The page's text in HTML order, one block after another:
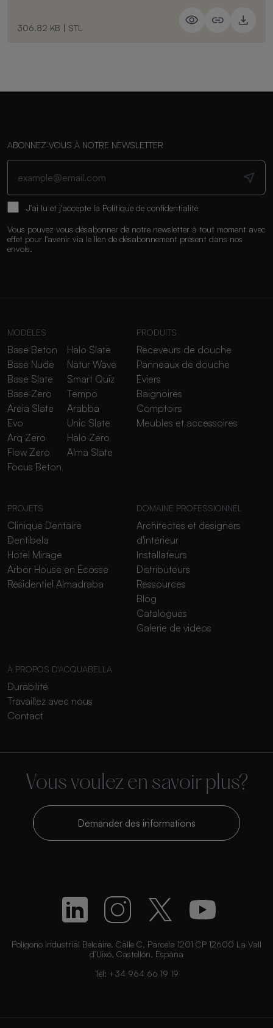
306.82 KB | STL
ABONNEZ-VOUS À NOTRE NEWSLETTER
J'ai lu et j'accepte la Politique de confidentialité
Vous pouvez vous désabonner de notre newsletter à tout moment avec
effet pour l'avenir via le lien de désabonnement présent dans nos
envois.
MODÈLES
Base Beton
Base Nude
Base Slate
Base Zero
Areia Slate
Evo
Arq Zero
Flow Zero
Focus Beton
Halo Slate
Natur Wave
Smart Quiz
Tempo
Arabba
Unic Slate
Halo Zero
Alma Slate
PRODUITS
Receveurs de douche
Panneaux de douche
Éviers
Baignoires
Comptoirs
Meubles et accessoires
PROJETS
Clinique Dentaire
Dentibela
Hotel Mirage
Arbor House en Écosse
Résidentiel Almadraba
DOMAINE PROFESSIONNEL
Architectes et designers
d'intérieur
Installateurs
Distributeurs
Ressources
Blog
Catalogues
Galerie de vidéos
À PROPOS D'ACQUABELLA
Durabilité
Travaillez avec nous
Contact
Vous voulez en savoir plus?
Demander des informations
Polígono Industrial Belcaire. Calle C, Parcela 1201 CP 12600 La Vall
d’Uixó, Castellón, España
Tél: +34 964 66 19 19